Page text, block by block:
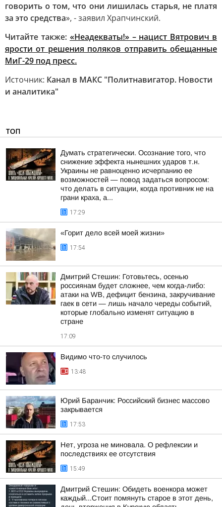
говорить о том, что они лишилась старья, не платя
за это средства», - заявил Храпчинский.
Читайте также: «Неадекваты!» – нацист Вятрович в
ярости от решения поляков отправить обещанные
МиГ-29 под пресс.
Источник: Канал в МАКС "Политнавигатор. Новости
и аналитика"
ТОП
Думать стратегически. Осознание того, что
снижение эффекта нынешних ударов т.н.
Украины не равноценно исчерпанию ее
возможностей — повод задаться вопросом:
что делать в ситуации, когда противник не на
грани краха, а...
17:29
«Горит дело всей моей жизни»
17:54
Дмитрий Стешин: Готовьтесь, осенью
россиянам будет сложнее, чем когда-либо:
атаки на WB, дефицит бензина, закручивание
гаек в сети — лишь начало череды событий,
которые глобально изменят ситуацию в
стране
17:09
Видимо что-то случилось
13:48
Юрий Баранчик: Российский бизнес массово
закрывается
17:53
Нет, угроза не миновала. О рефлексии и
последствиях ее отсутствия
15:49
Дмитрий Стешин: Обидеть военкора может
каждый...Стоит помянуть старое в этот день,